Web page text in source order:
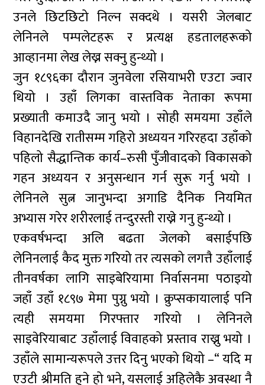
उनले छिटछिटो निल्न सक्दथे । यसरी जेलबाट
लेनिनले पम्पलेटहरू र प्रत्यक्ष हडतालहरूको
आव्हानमा लेख लेख्न सक्नु हुन्थ्यो ।
जुन १८९६का दौरान जुनवेला रसियाभरी एउटा ज्वार
थियो । उहाँ लिगका वास्तविक नेताका रूपमा
प्रख्याती कमाउदै जानु भयो । सोही समयमा उहाँले
विहानदेखि रातीसम्म गहिरो अध्ययन गरिरहदा उहाँको
पहिलो सैद्धान्तिक कार्य–रुसी पुँजीवादको विकासको
गहन अध्ययन र अनुसन्धान गर्न सुरू गर्नु भयो ।
लेनिनले सुत्न जानुभन्दा अगाडि दैनिक नियमित
अभ्यास गरेर शरीरलाई तन्दुरस्ती राख्ने गनु हुन्थ्यो ।
एकवर्षभन्दा अलि बढता जेलको बसाईपछि
लेनिनलाई कैद मुक्त गरियो तर त्यसको लगत्तै उहाँलाई
तीनवर्षका लागि साइबेरियामा निर्वासनमा पठाइयो
जहाँ उहाँ १८९७ मेमा पुग्नु भयो । क्रुप्सकायालाई पनि
त्यही समयमा गिरफ्तार गरियो । लेनिनले
साइवेरियाबाट उहाँलाई विवाहको प्रस्ताव राख्नु भयो ।
उहाँले सामान्यरूपले उत्तर दिनु भएको थियो –“ यदि म
एउटी श्रीमति हुने हो भने, यसलाई अहिलेकै अवस्था नै